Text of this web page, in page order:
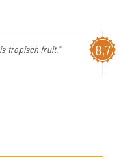
8,7
tropisch fruit."